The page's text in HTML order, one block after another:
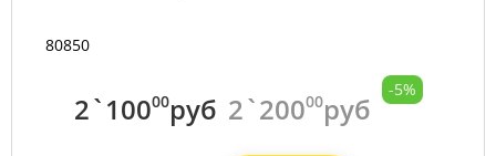
80850
2`10000руб 2`20000руб
-5%